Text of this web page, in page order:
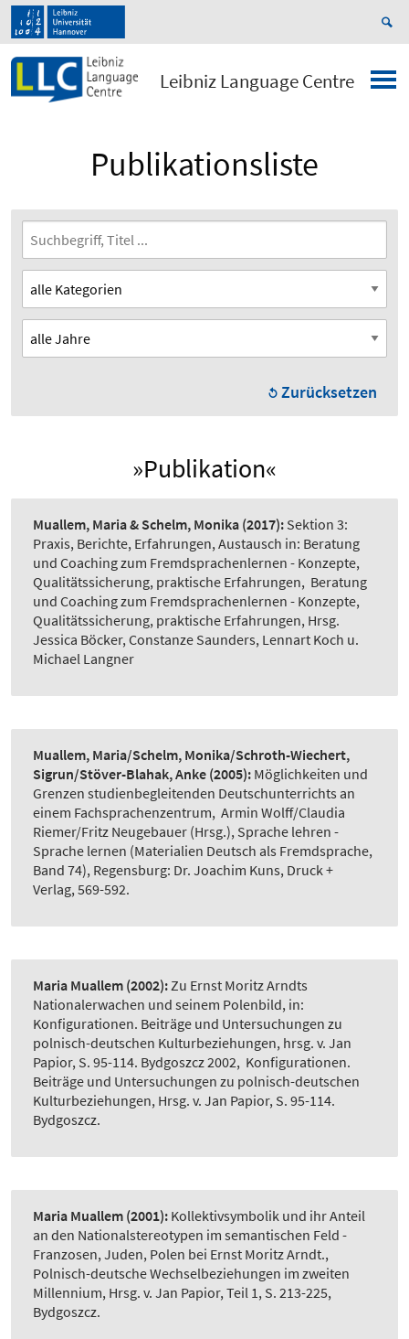
Leibniz Language Centre
Publikationsliste
Zurücksetzen
»Publikation«
Muallem, Maria & Schelm, Monika (2017): Sektion 3:
Praxis, Berichte, Erfahrungen, Austausch in: Beratung
und Coaching zum Fremdsprachenlernen - Konzepte,
Qualitätssicherung, praktische Erfahrungen, Beratung
und Coaching zum Fremdsprachenlernen - Konzepte,
Qualitätssicherung, praktische Erfahrungen, Hrsg.
Jessica Böcker, Constanze Saunders, Lennart Koch u.
Michael Langner
Muallem, Maria/Schelm, Monika/Schroth-Wiechert,
Sigrun/Stöver-Blahak, Anke (2005): Möglichkeiten und
Grenzen studienbegleitenden Deutschunterrichts an
einem Fachsprachenzentrum, Armin Wolff/Claudia
Riemer/Fritz Neugebauer (Hrsg.), Sprache lehren -
Sprache lernen (Materialien Deutsch als Fremdsprache,
Band 74), Regensburg: Dr. Joachim Kuns, Druck +
Verlag, 569-592.
Maria Muallem (2002):Zu Ernst Moritz Arndts
Nationalerwachen und seinem Polenbild, in:
Konfigurationen. Beiträge und Untersuchungen zu
polnisch-deutschen Kulturbeziehungen, hrsg. v. Jan
Papior, S. 95-114. Bydgoszcz 2002, Konfigurationen.
Beiträge und Untersuchungen zu polnisch-deutschen
Kulturbeziehungen, Hrsg. v. Jan Papior, S. 95-114.
Bydgoszcz.
Maria Muallem (2001): Kollektivsymbolik und ihr Anteil
an den Nationalstereotypen im semantischen Feld -
Franzosen, Juden, Polen bei Ernst Moritz Arndt.,
Polnisch-deutsche Wechselbeziehungen im zweiten
Millennium, Hrsg. v. Jan Papior, Teil 1, S. 213-225,
Bydgoszcz.